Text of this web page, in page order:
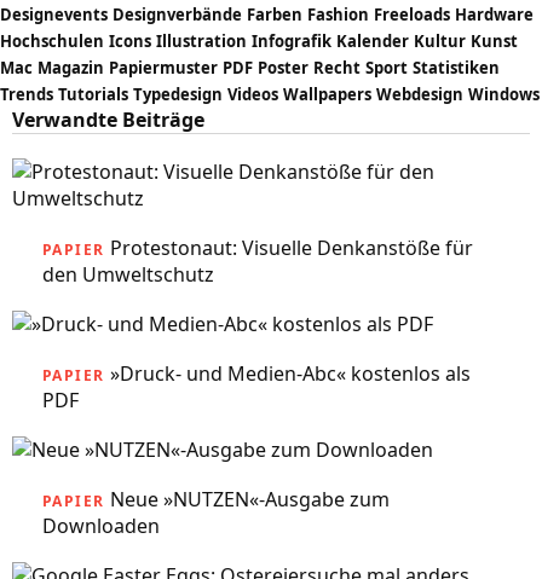
Designevents Designverbände Farben Fashion Freeloads Hardware
Hochschulen Icons Illustration Infografik Kalender Kultur Kunst
Mac Magazin Papiermuster PDF Poster Recht Sport Statistiken
Trends Tutorials Typedesign Videos Wallpapers Webdesign Windows
Verwandte Beiträge
PAPIER Protestonaut: Visuelle Denkanstöße für
den Umweltschutz
PAPIER »Druck- und Medien-Abc« kostenlos als
PDF
PAPIER Neue »NUTZEN«-Ausgabe zum
Downloaden